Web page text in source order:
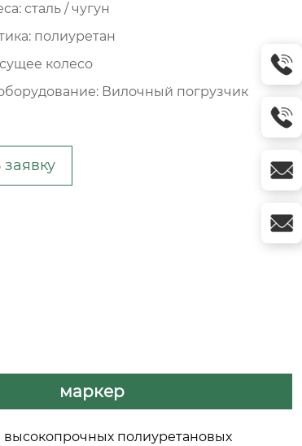
сталь / чугун
полиуретан
колесо
Вилочный погрузчик
маркер
полиуретановых